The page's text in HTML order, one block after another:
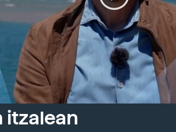
itzalean